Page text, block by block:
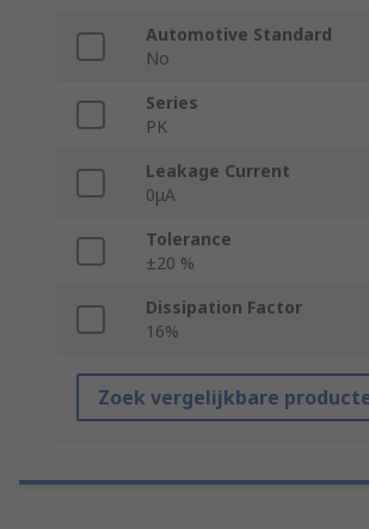
Automotive Standard
No
Series
PK
Leakage Current
0μA
Tolerance
±20 %
Dissipation Factor
16%
Zoek vergelijkbare